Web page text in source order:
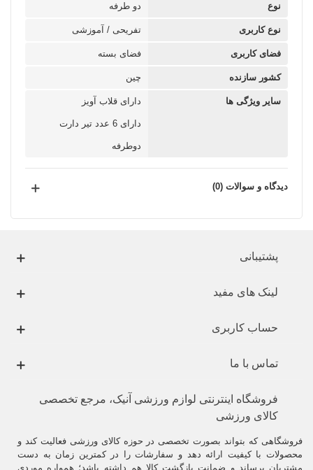
نوع دو طرفه
نوع کاربری تفریحی / آموزشی
فضای کاربری فضای بسته
کشور سازنده چین
سایر ویژگی ها دارای قلاب آویز
دارای 6 عدد تیر دارت
دوطرفه
دیدگاه و سوالات (0)
پشتیبانی
لینک های مفید
حساب کاربری
تماس با ما
فروشگاه اینترنتی لوازم ورزشی آنیک، مرجع تخصصی
کالای ورزشی
فروشگاهی که بتواند بصورت تخصصی در حوزه کالای ورزشی فعالیت کند و
محصولات با کیفیت ارائه دهد و سفارشات را در کمترین زمان به دست
مشتریان برساند و ضمانت بازگشت کالا هم داشته باشد؛ همواره موردی